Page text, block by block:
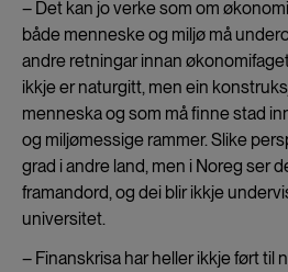
– Det kan jo verke som om
både menneske og miljø må
andre retningar innan
ikkje er naturgitt, men ein
menneska og som må finne stad
og miljømessige rammer. Slike
grad i andre land, men i Noreg ser
framandord, og dei blir ikkje
universitet.
– Finanskrisa har heller ikkje ført til